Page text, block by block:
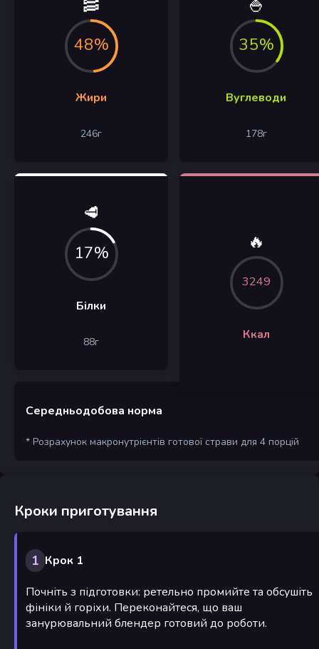
🥓
48%
Жири
246г
🍚
35%
Вуглеводи
178г
🥩
17%
Білки
88г
🔥
3249
Ккал
Середньодобова норма
* Розрахунок макронутрієнтів готової страви для 4 порцій
Кроки приготування
1 Крок 1
Почніть з підготовки: ретельно промийте та обсушіть
фініки й горіхи. Переконайтеся, що ваш
занурювальний блендер готовий до роботи.